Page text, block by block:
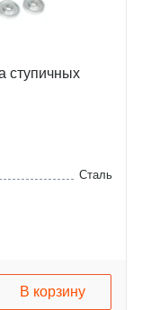
ступичных
Сталь
В корзину